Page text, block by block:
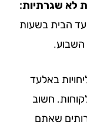
שגרתיות:
בשעות
באלעד
חשוב
שאתם